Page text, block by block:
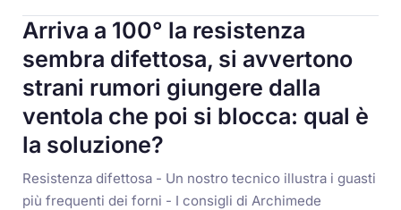
Arriva a 100° la resistenza
sembra difettosa, si avvertono
strani rumori giungere dalla
ventola che poi si blocca: qual è
la soluzione?
Resistenza difettosa - Un nostro tecnico illustra i guasti
più frequenti dei forni - I consigli di Archimede